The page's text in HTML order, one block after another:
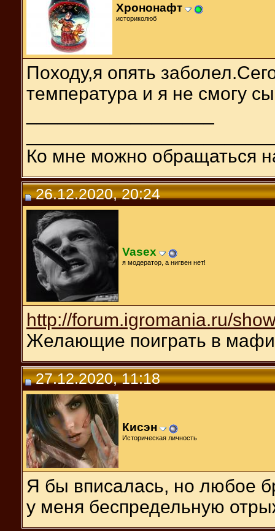
Хрононафт
историколюб
Походу,я опять
температура и я не смогу
Ко мне можно обращаться
26.12.2020, 20:24
Vasex
я модератор, а нигвен нет!
http://forum.igromania.ru/
Желающие поиграть в
27.12.2020, 11:18
Кисэн
Историческая личность
Я бы вписалась, но любое
у меня беспредельную